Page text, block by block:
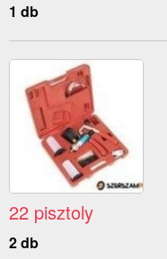
1 db
22 pisztoly
2 db